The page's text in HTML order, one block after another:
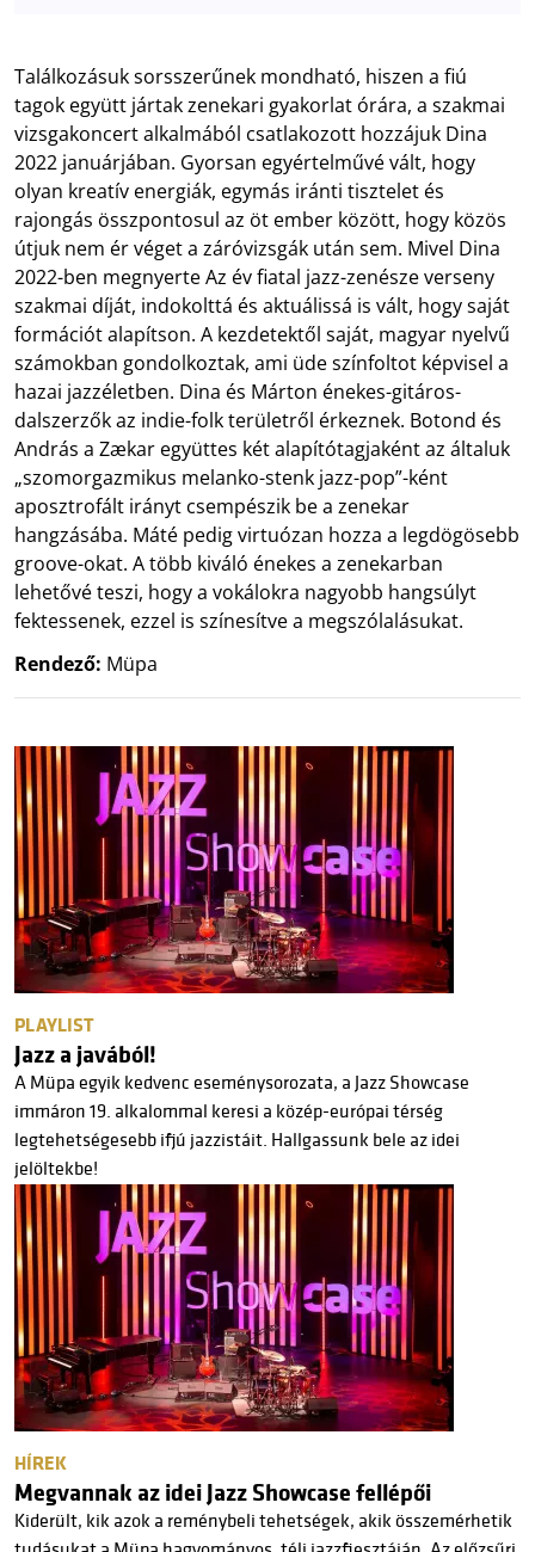
Találkozásuk sorsszerűnek mondható, hiszen a fiú
tagok együtt jártak zenekari gyakorlat órára, a szakmai
vizsgakoncert alkalmából csatlakozott hozzájuk Dina
2022 januárjában. Gyorsan egyértelművé vált, hogy
olyan kreatív energiák, egymás iránti tisztelet és
rajongás összpontosul az öt ember között, hogy közös
útjuk nem ér véget a záróvizsgák után sem. Mivel Dina
2022-ben megnyerte Az év fiatal jazz-zenésze verseny
szakmai díját, indokolttá és aktuálissá is vált, hogy saját
formációt alapítson. A kezdetektől saját, magyar nyelvű
számokban gondolkoztak, ami üde színfoltot képvisel a
hazai jazzéletben. Dina és Márton énekes-gitáros-
dalszerzők az indie-folk területről érkeznek. Botond és
András a Zækar együttes két alapítótagjaként az általuk
„szomorgazmikus melanko-stenk jazz-pop”-ként
aposztrofált irányt csempészik be a zenekar
hangzásába. Máté pedig virtuózan hozza a legdögösebb
groove-okat. A több kiváló énekes a zenekarban
lehetővé teszi, hogy a vokálokra nagyobb hangsúlyt
fektessenek, ezzel is színesítve a megszólalásukat.
Rendező: Müpa
PLAYLIST
Jazz a javából!
A Müpa egyik kedvenc eseménysorozata, a Jazz Showcase
immáron 19. alkalommal keresi a közép-európai térség
legtehetségesebb ifjú jazzistáit. Hallgassunk bele az idei
jelöltekbe!
HÍREK
Megvannak az idei Jazz Showcase fellépői
Kiderült, kik azok a reménybeli tehetségek, akik összemérhetik